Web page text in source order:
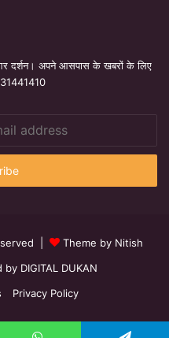
दर्शन। अपने आसपास के खबरों के लिए
|
Theme by Nitish
by DIGITAL DUKAN
Privacy Policy